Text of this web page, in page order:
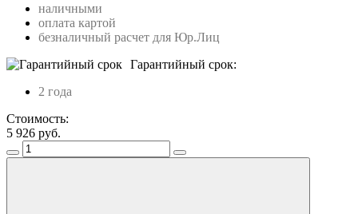
наличными
оплата картой
безналичный расчет для Юр.Лиц
Гарантийный срок:
2 года
Стоимость:
5 926 руб.